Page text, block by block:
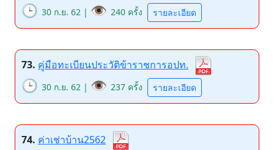
🕒 30 ก.ย. 62 | 👁️ 240 ครั้ง รายละเอียด
73. คู่มือทะเบียนประวัติข้าราชการอปท.
🕒 30 ก.ย. 62 | 👁️ 237 ครั้ง รายละเอียด
74. ค่าเช่าบ้าน2562